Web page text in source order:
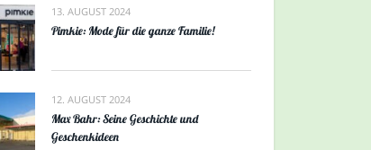
13. AUGUST 2024
Pimkie: Mode für die ganze Familie!
12. AUGUST 2024
Max Bahr: Seine Geschichte und
Geschenkideen